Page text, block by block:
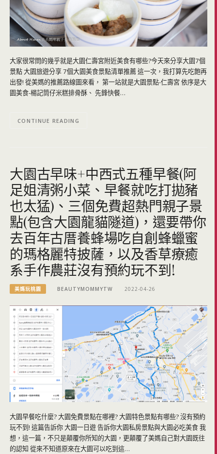
大家很常問的幾乎就是大園仁壽宮附近美食有哪些?今天來分享大園7個
景點 大園旅遊分享 7個大園美食景點清單推薦 這一次，我打算先吃飽再
出發! 從美媽的推薦路線圖來看， 第一站就是大園景點-仁壽宮 依序是大
園美食-楊記筒仔米糕排骨酥、 先鋒快餐…
CONTINUE READING
大園古早味+中西式五種早餐(阿
足姐清粥小菜、早餐就吃打拋豬
也太猛)、三個免費超熱門親子景
點(包含大園龍貓隧道)，還要帶你
去百年古厝養蜂場吃自創蜂蠟蜜
的瑪格麗特披薩，以及香草療癒
系手作農莊沒有預約玩不到!
美媽玩桃園 BEAUTYMOMMYTW 2022-04-26
大園早餐吃什麼? 大園免費景點在哪裡? 大園特色景點有哪些? 沒有預約
玩不到! 這篇告訴你 大園一日遊 告訴你大園私房景點與大園必吃美食 我
想，這一篇，不只是顛覆你所知的大園，更顛覆了美媽自己對大園既往
的認知 從來不知道原來在大園可以吃到這…